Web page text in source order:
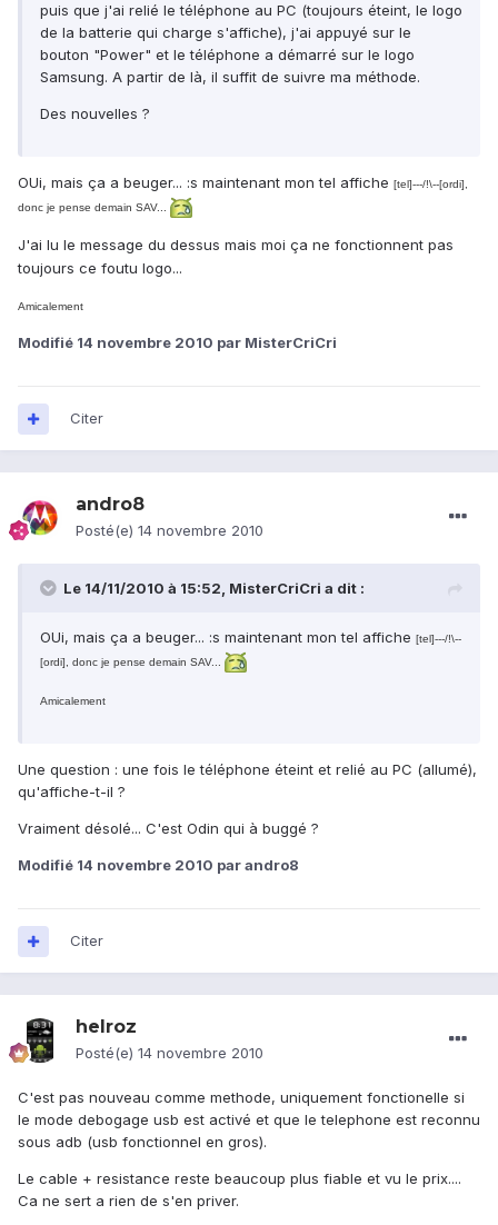
puis que j'ai relié le téléphone au PC (toujours éteint, le logo
de la batterie qui charge s'affiche), j'ai appuyé sur le
bouton "Power" et le téléphone a démarré sur le logo
Samsung. A partir de là, il suffit de suivre ma méthode.
Des nouvelles ?
OUi, mais ça a beuger... :s maintenant mon tel affiche [tel]---/!\--[ordi],
donc je pense demain SAV...
J'ai lu le message du dessus mais moi ça ne fonctionnent pas
toujours ce foutu logo...
Amicalement
Modifié 14 novembre 2010 par MisterCriCri
Citer
andro8
Posté(e) 14 novembre 2010
Le 14/11/2010 à 15:52, MisterCriCri a dit :
OUi, mais ça a beuger... :s maintenant mon tel affiche [tel]---/!\--
[ordi], donc je pense demain SAV...
Amicalement
Une question : une fois le téléphone éteint et relié au PC (allumé),
qu'affiche-t-il ?
Vraiment désolé... C'est Odin qui à buggé ?
Modifié 14 novembre 2010 par andro8
Citer
helroz
Posté(e) 14 novembre 2010
C'est pas nouveau comme methode, uniquement fonctionelle si
le mode debogage usb est activé et que le telephone est reconnu
sous adb (usb fonctionnel en gros).
Le cable + resistance reste beaucoup plus fiable et vu le prix....
Ca ne sert a rien de s'en priver.